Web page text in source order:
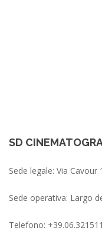
SD
Sede legale: Via
Sede operativa: Largo
Telefono: